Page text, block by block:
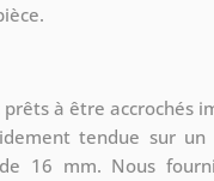
à être accrochés
tendue sur un
de 16 mm. Nous